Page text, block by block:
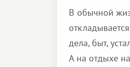
В обычной
дела, быт,
А на отдыхе